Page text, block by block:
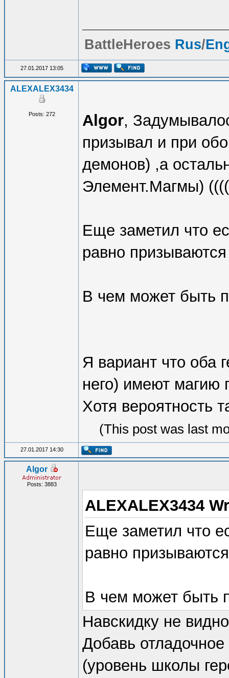
BattleHeroes Rus/
27.01.2017 13:05
ALEXALEX3434
Posts: 272 Algor,
призывал и при
демонов) ,а
Элемент.Магмы) ((((
Еще заметил что
равно
В чем может быть
Я вариант что оба
него) имеют магию
Хотя вероятность
(This post was last
27.01.2017 14:30
Algor
Posts: 3883
ALEXALEX3434
Еще заметил что
равно
В чем может быть
Навскидку не
Добавь
(уровень школы